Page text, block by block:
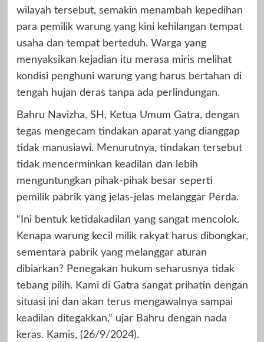
wilayah tersebut, semakin menambah kepedihan
para pemilik warung yang kini kehilangan tempat
usaha dan tempat berteduh. Warga yang
menyaksikan kejadian itu merasa miris melihat
kondisi penghuni warung yang harus bertahan di
tengah hujan deras tanpa ada perlindungan.
Bahru Navizha, SH, Ketua Umum Gatra, dengan
tegas mengecam tindakan aparat yang dianggap
tidak manusiawi. Menurutnya, tindakan tersebut
tidak mencerminkan keadilan dan lebih
menguntungkan pihak-pihak besar seperti
pemilik pabrik yang jelas-jelas melanggar Perda.
“Ini bentuk ketidakadilan yang sangat mencolok.
Kenapa warung kecil milik rakyat harus dibongkar,
sementara pabrik yang melanggar aturan
dibiarkan? Penegakan hukum seharusnya tidak
tebang pilih. Kami di Gatra sangat prihatin dengan
situasi ini dan akan terus mengawalnya sampai
keadilan ditegakkan,” ujar Bahru dengan nada
keras. Kamis, (26/9/2024).